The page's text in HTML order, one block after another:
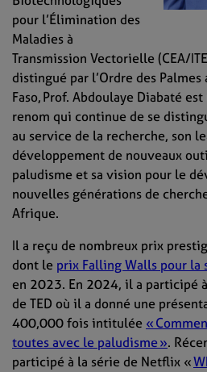
pour l’Élimination des
Maladies à
Transmission Vectorielle (CEA/
distingué par l’Ordre des
Faso, Prof. Abdoulaye Diabaté
renom qui continue de se
au service de la recherche, son
développement de nouveaux
paludisme et sa vision pour le
nouvelles générations de
Afrique.
Il a reçu de nombreux prix
dont le prix Falling Walls pour la
en 2023. En 2024, il a participé
de TED où il a donné une
400,000 fois intitulée «
toutes avec le paludisme ».
participé à la série de Netflix «